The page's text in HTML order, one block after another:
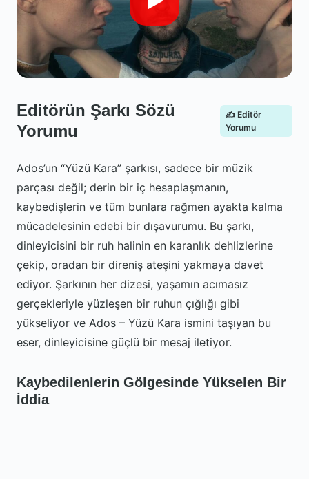
Editörün Şarkı Sözü
Yorumu
✍️ Editör
Yorumu
Ados’un “Yüzü Kara” şarkısı, sadece bir müzik
parçası değil; derin bir iç hesaplaşmanın,
kaybedişlerin ve tüm bunlara rağmen ayakta kalma
mücadelesinin edebi bir dışavurumu. Bu şarkı,
dinleyicisini bir ruh halinin en karanlık dehlizlerine
çekip, oradan bir direniş ateşini yakmaya davet
ediyor. Şarkının her dizesi, yaşamın acımasız
gerçekleriyle yüzleşen bir ruhun çığlığı gibi
yükseliyor ve Ados – Yüzü Kara ismini taşıyan bu
eser, dinleyicisine güçlü bir mesaj iletiyor.
Kaybedilenlerin Gölgesinde Yükselen Bir
İddia